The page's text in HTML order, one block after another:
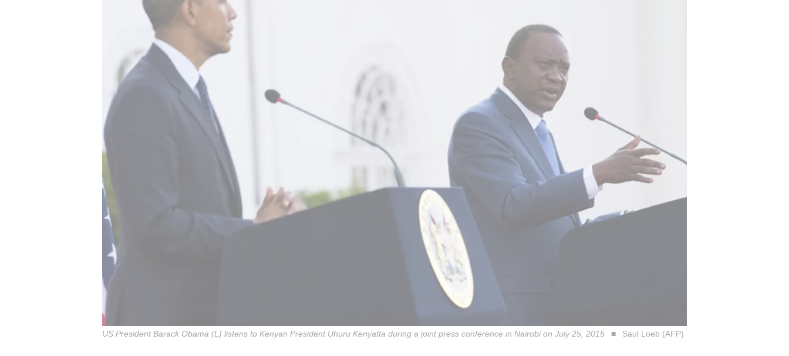
US President Barack Obama (L) listens to Kenyan President Uhuru Kenyatta during a joint press conference in Nairobi on July 25, 2015 Saul Loeb (AFP)